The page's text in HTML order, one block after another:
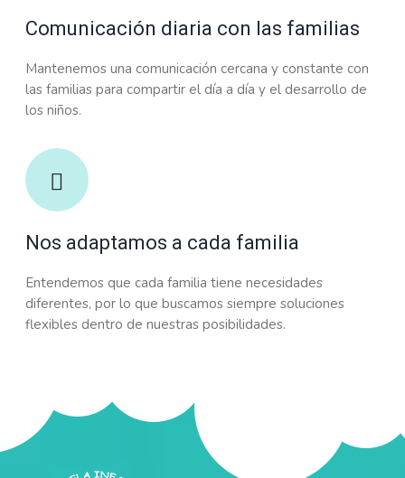
Comunicación diaria con las familias
Mantenemos una comunicación cercana y constante con
las familias para compartir el día a día y el desarrollo de
los niños.
Nos adaptamos a cada familia
Entendemos que cada familia tiene necesidades
diferentes, por lo que buscamos siempre soluciones
flexibles dentro de nuestras posibilidades.